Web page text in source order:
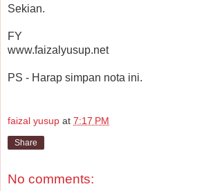
Sekian.
FY
www.faizalyusup.net
PS - Harap simpan nota ini.
faizal yusup at 7:17 PM
Share
No comments: